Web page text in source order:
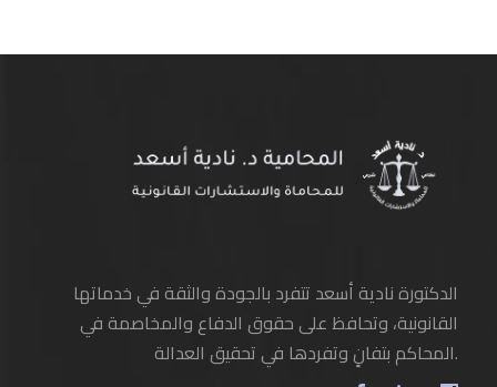
الدكتورة نادية أسعد تتفرد بالجودة والثقة في خدماتها
القانونية، وتحافظ على حقوق الدفاع والمخاصمة في
المحاكم بتفانٍ وتفردها في تحقيق العدالة.